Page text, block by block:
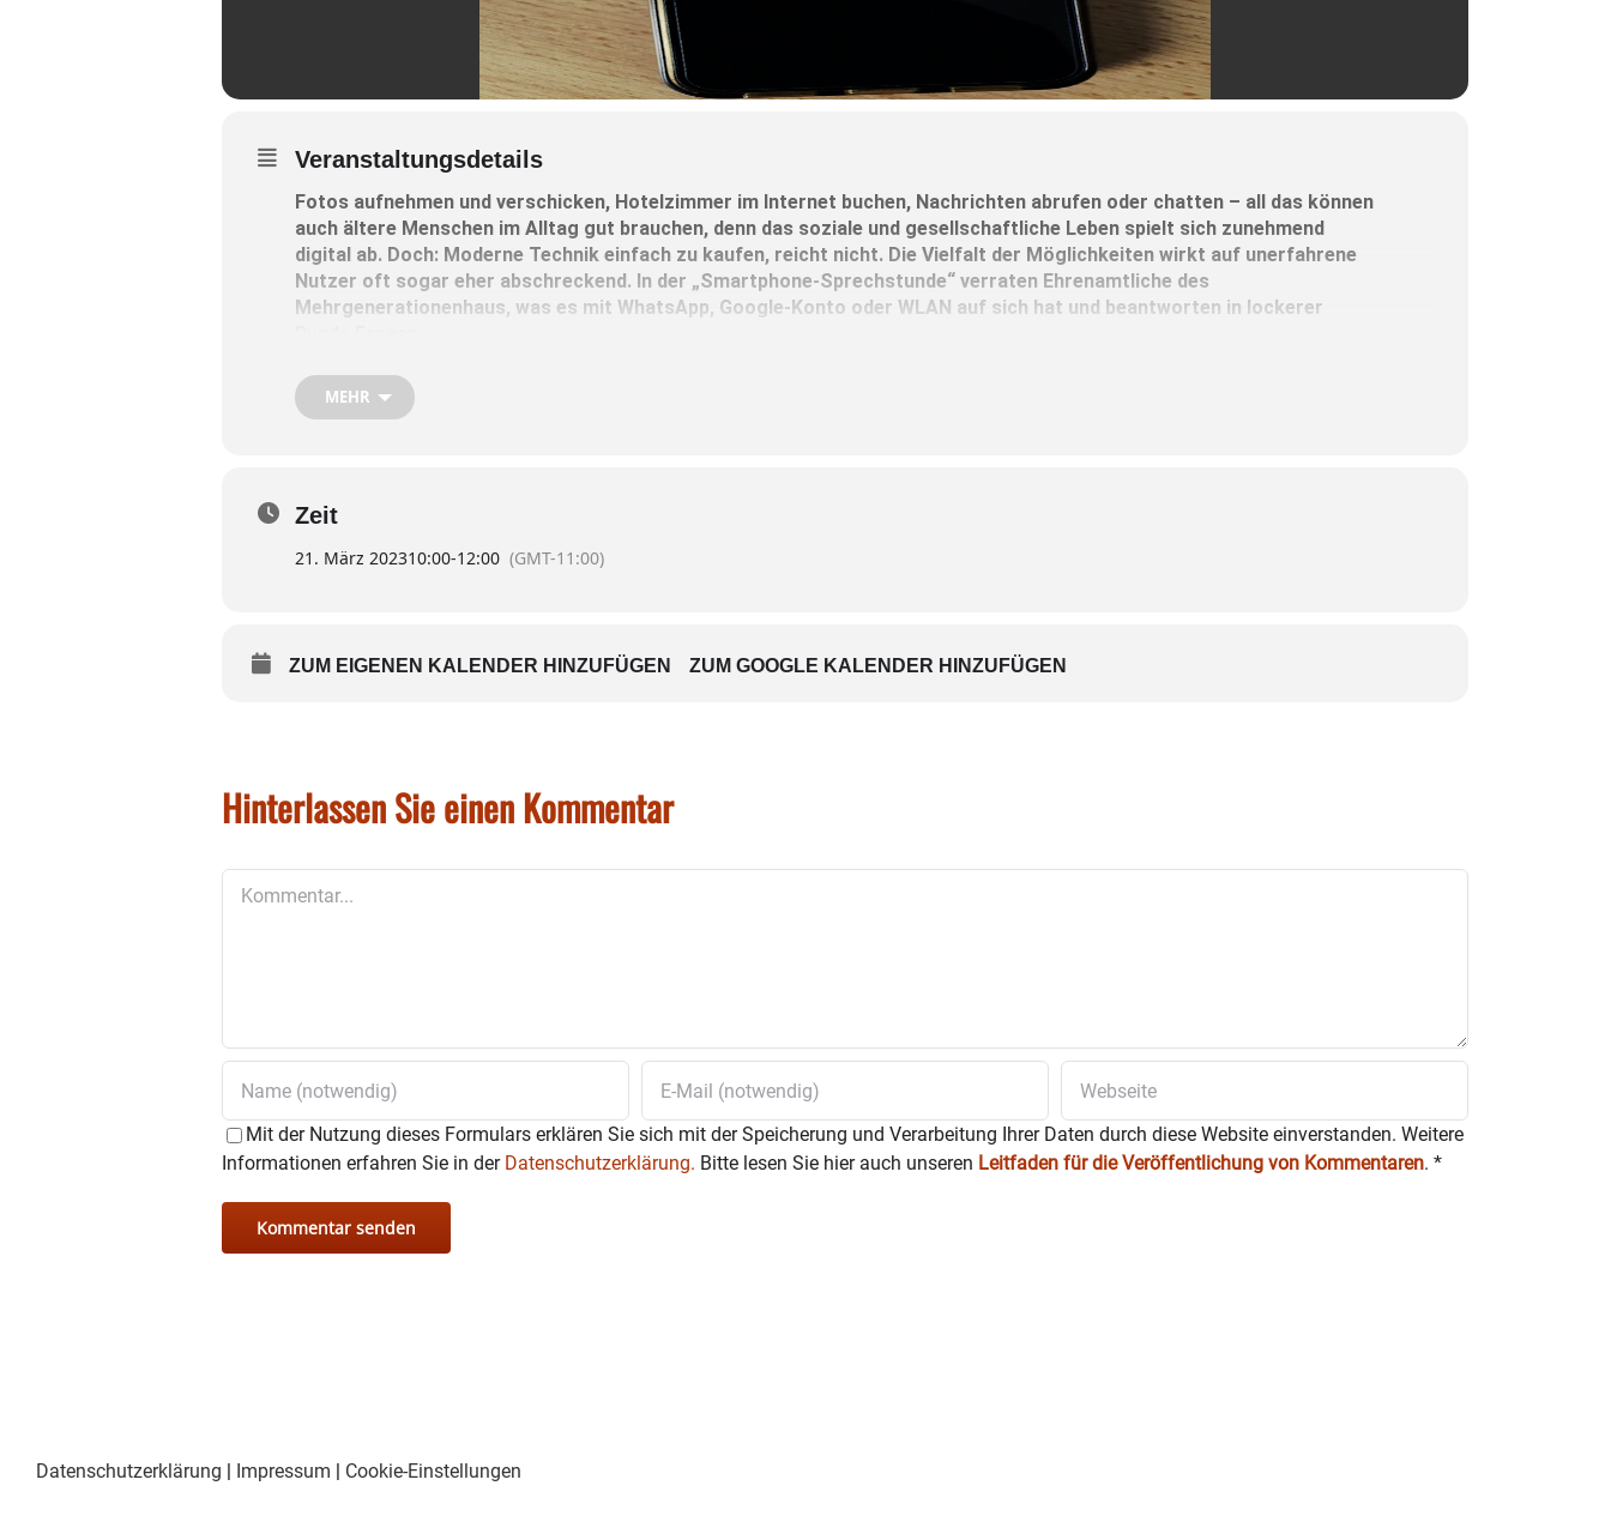
Veranstaltungsdetails
Fotos aufnehmen und verschicken, Hotelzimmer im Internet buchen, Nachrichten abrufen oder chatten – all das können
auch ältere Menschen im Alltag gut brauchen, denn das soziale und gesellschaftliche Leben spielt sich zunehmend
digital ab. Doch: Moderne Technik einfach zu kaufen, reicht nicht. Die Vielfalt der Möglichkeiten wirkt auf unerfahrene
Nutzer oft sogar eher abschreckend. In der „Smartphone-Sprechstunde“ verraten Ehrenamtliche des
Mehrgenerationenhaus, was es mit WhatsApp, Google-Konto oder WLAN auf sich hat und beantworten in lockerer
Nächster Termin Dienstag, 21. März, von 10 bis 12 Uhr, Mehrgenerationenhaus, Willi-Ernst- Ring 18, Wasserburg.
MEHR
Zeit
21. März 202310:00-12:00 (GMT-11:00)
ZUM EIGENEN KALENDER HINZUFÜGEN ZUM GOOGLE KALENDER HINZUFÜGEN
Hinterlassen Sie einen Kommentar
Mit der Nutzung dieses Formulars erklären Sie sich mit der Speicherung und Verarbeitung Ihrer Daten durch diese Website einverstanden. Weitere
Informationen erfahren Sie in der Datenschutzerklärung. Bitte lesen Sie hier auch unseren Leitfaden für die Veröffentlichung von Kommentaren. *
Datenschutzerklärung | Impressum | Cookie-Einstellungen